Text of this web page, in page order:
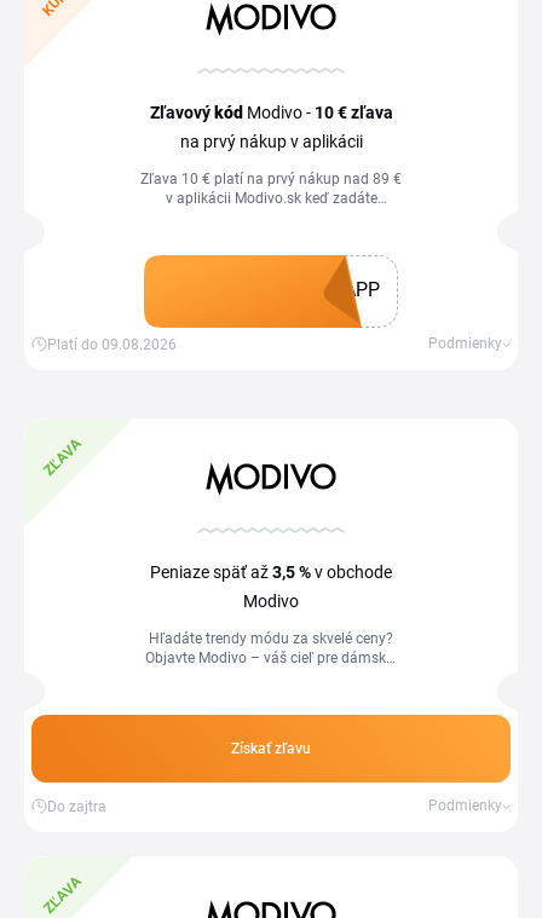
Zľavový kód Modivo - 10 € zľava
na prvý nákup v aplikácii
Zľava 10 € platí na prvý nákup nad 89 €
v aplikácii Modivo.sk keď zadáte
APP
Platí do 09.08.2026 Podmienky
ZĽAVA
Peniaze späť až3,5 %v obchode
Modivo
Hľadáte trendy módu za skvelé ceny?
Objavte Modivo – váš cieľ pre dámsku,
šaty...
Získať zľavu
Do zajtra Podmienky
ZĽAVA